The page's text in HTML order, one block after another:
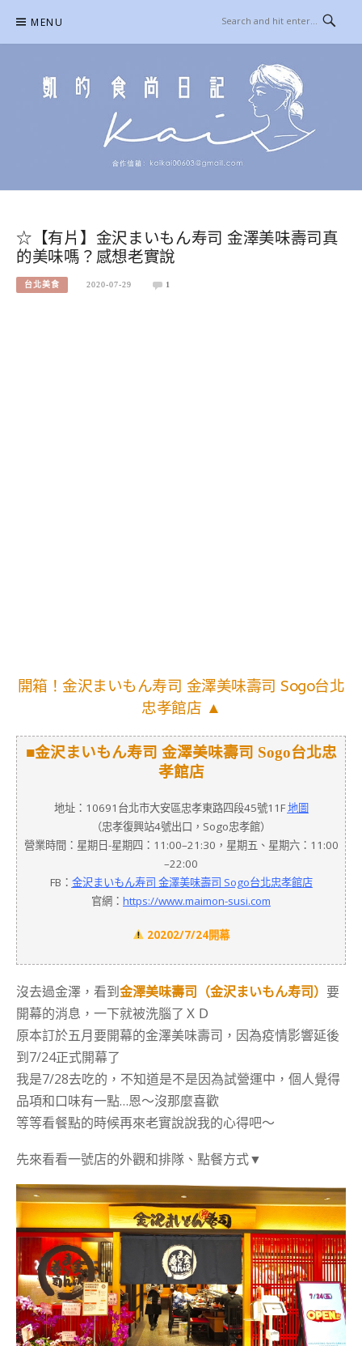
content
MENU
☆【有片】金沢まいもん寿司 金澤美味壽司真
的美味嗎？感想老實說
台北美食 2020-07-29 1
開箱！金沢まいもん寿司 金澤美味壽司 Sogo台北
忠孝館店 ▲
■金沢まいもん寿司 金澤美味壽司 Sogo台北忠
孝館店
地址：10691台北市大安區忠孝東路四段45號11F地圖
（忠孝復興站4號出口，Sogo忠孝館）
營業時間：星期日-星期四：11:00–21:30，星期五、星期六：11:00
–22:00
FB： 金沢まいもん寿司 金澤美味壽司 Sogo台北忠孝館店
官網： https://www.maimon-susi.com
20202/7/24開幕
沒去過金澤，看到金澤美味壽司（金沢まいもん寿司） 要
開幕的消息，一下就被洗腦了ＸＤ
原本訂於五月要開幕的金澤美味壽司，因為疫情影響延後
到7/24正式開幕了
我是7/28去吃的，不知道是不是因為試營運中，個人覺得
品項和口味有一點…恩～沒那麼喜歡
等等看餐點的時候再來老實說說我的心得吧～
先來看看一號店的外觀和排隊、點餐方式▼